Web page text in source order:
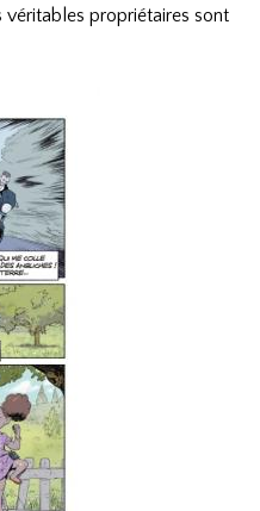
véritables propriétaires sont